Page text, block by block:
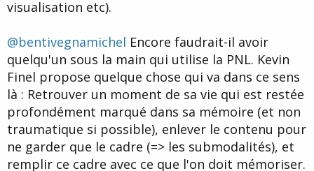
visualisation etc).
@bentivegnamichel Encore faudrait-il avoir
quelqu'un sous la main qui utilise la PNL. Kevin
Finel propose quelque chose qui va dans ce sens
là : Retrouver un moment de sa vie qui est restée
profondément marqué dans sa mémoire (et non
traumatique si possible), enlever le contenu pour
ne garder que le cadre (=> les submodalités), et
remplir ce cadre avec ce que l'on doit mémoriser.